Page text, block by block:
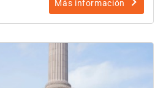
Más información